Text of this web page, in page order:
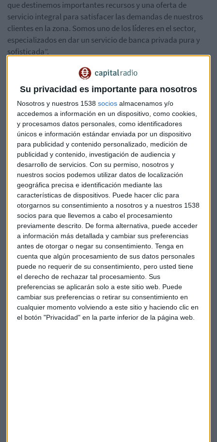
Su privacidad es importante para nosotros
Nosotros y nuestros 1538 socios almacenamos y/o
accedemos a información en un dispositivo, como cookies,
y procesamos datos personales, como identificadores
únicos e información estándar enviada por un dispositivo
para publicidad y contenido personalizado, medición de
publicidad y contenido, investigación de audiencia y
desarrollo de servicios. Con su permiso, nosotros y
nuestros socios podemos utilizar datos de localización
geográfica precisa e identificación mediante las
características de dispositivos. Puede hacer clic para
otorgarnos su consentimiento a nosotros y a nuestros 1538
socios para que llevemos a cabo el procesamiento
previamente descrito. De forma alternativa, puede acceder
a información más detallada y cambiar sus preferencias
antes de otorgar o negar su consentimiento. Tenga en
cuenta que algún procesamiento de sus datos personales
puede no requerir de su consentimiento, pero usted tiene
el derecho de rechazar tal procesamiento. Sus
preferencias se aplicarán solo a este sitio web. Puede
cambiar sus preferencias o retirar su consentimiento en
cualquier momento volviendo a este sitio y haciendo clic en
el botón "Privacidad" en la parte inferior de la página web.
que destinemos importantes recursos y una oferta de
servicio integral para satisfacer las demandas de nuestros
clientes en la zona. Somos uno de los líderes en el sector,
especializados en dar un servicio de banca privada pura y
sofisticada”.
Carolina Martínez-Caro, directora general de Julius Baer
para Iberia, añadió: “Esta apertura responde al apetito que
hemos detectado en la región catalana, que cada vez
demanda más un asesoramiento especializado como el que
ofrecemos nosotros. Lo que nos caracteriza en Julius Baer
es la especialización, dedicación y especial cuidado ofrecido
a nuestros clientes. Así, a partir de ahora, podremos dar un
servicio aún más cercano a nuestros clientes de Cataluña”.
Fichaje de un equipo de cuatro banqueros privados para la
nueva oficina en Barcelona
José Ángel Oliver cuenta con más de 30 años de experiencia
en diferentes entidades especializadas en la gestión de
patrimonios, como Banif (Santander Private Banking),
Lloyds, Citi y UBS. Oliver cuenta con un MBA por la ESADE en
Barcelona y un máster de finanzas y bolsa de la Universidad
de Barcelona.
Roberto Murgui inició su carrera en Lloyds Bank hace más
de 30 años. Antes de incorporase a UBS en 2001 estuvo en
Citibank Private en Barcelona. Es licenciado en Finanzas por
la CUNEF.